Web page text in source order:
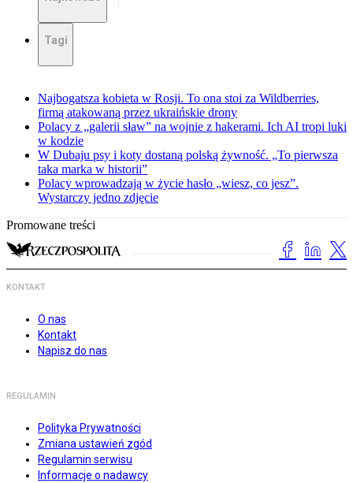
Tagi
Najbogatsza kobieta w Rosji. To ona stoi za Wildberries,
firmą atakowaną przez ukraińskie drony
Polacy z „galerii sław” na wojnie z hakerami. Ich AI tropi luki
w kodzie
W Dubaju psy i koty dostaną polską żywność. „To pierwsza
taka marka w historii”
Polacy wprowadzają w życie hasło „wiesz, co jesz”.
Wystarczy jedno zdjęcie
Promowane treści
KONTAKT
O nas
Kontakt
Napisz do nas
REGULAMIN
Polityka Prywatności
Zmiana ustawień zgód
Regulamin serwisu
Informacje o nadawcy